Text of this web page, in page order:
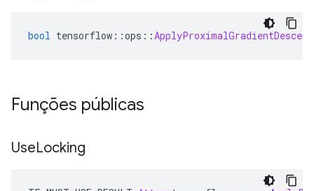
bool tensorflow ::ops ::ApplyProximalGradientDescent
Funções públicas
UseLocking